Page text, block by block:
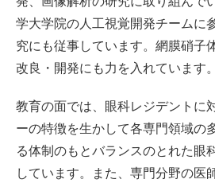
学大学院の人工視覚開発チームに
究にも従事しています。網膜硝子
改良・開発にも力を入れています。
教育の面では、眼科レジデントに
ーの特徴を生かして各専門領域の
る体制のもとバランスのとれた眼
しています。また、専門分野の医